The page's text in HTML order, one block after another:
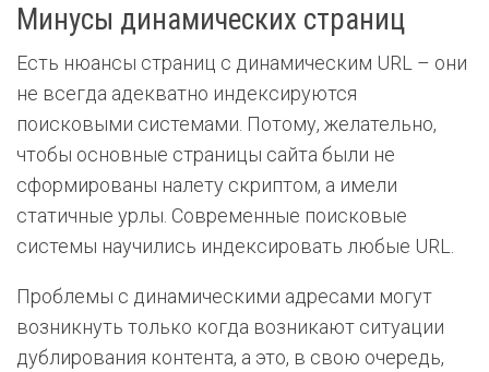
Минусы динамических страниц
Есть нюансы страниц с динамическим URL – они
не всегда адекватно индексируются
поисковыми системами. Потому, желательно,
чтобы основные страницы сайта были не
сформированы налету скриптом, а имели
статичные урлы. Современные поисковые
системы научились индексировать любые URL.
Проблемы с динамическими адресами могут
возникнуть только когда возникают ситуации
дублирования контента, а это, в свою очередь,